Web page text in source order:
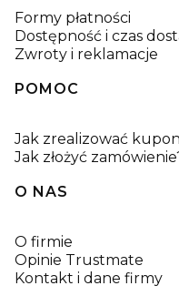
Formy płatności
Dostępność i czas
Zwroty i reklamacje
POMOC
Jak zrealizować
Jak złożyć
O NAS
O firmie
Opinie Trustmate
Kontakt i dane firmy